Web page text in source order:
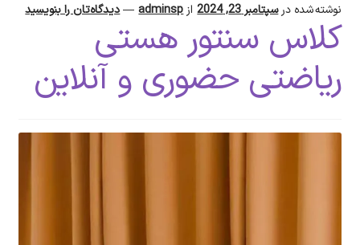
نوشته شده درسپتامبر 23, 2024 ازadminsp
—دیدگاه‌تان را بنویسید
کلاس سنتور هستی
ریاضتی حضوری و آنلاین